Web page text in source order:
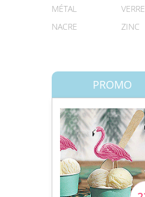
MÉTAL
NACRE
VERRE
ZINC
PROMO